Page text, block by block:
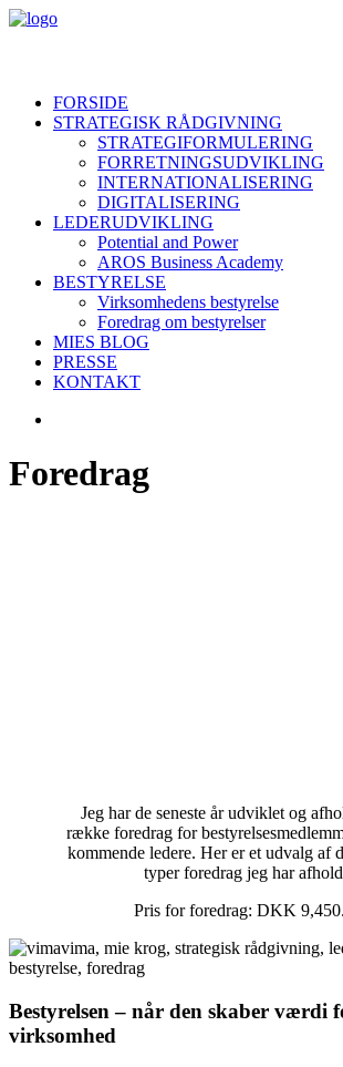
FORSIDE
STRATEGISK RÅDGIVNING
STRATEGIFORMULERING
FORRETNINGSUDVIKLING
INTERNATIONALISERING
DIGITALISERING
LEDERUDVIKLING
Potential and Power
AROS Business Academy
BESTYRELSE
Virksomhedens bestyrelse
Foredrag om bestyrelser
MIES BLOG
PRESSE
KONTAKT
Foredrag
Jeg har de seneste år udviklet og
række foredrag for
kommende ledere. Her er et udvalg af
typer foredrag jeg har
Pris for foredrag: DKK
Bestyrelsen – når den skaber værdi
virksomhed